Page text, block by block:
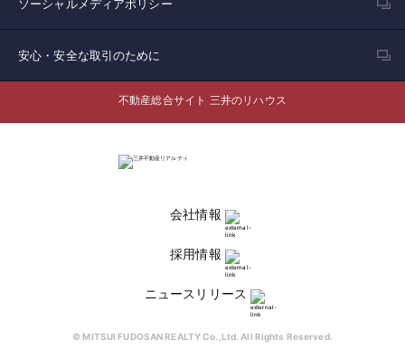
ソーシャルメディアポリシー
安心・安全な取引のために
不動産総合サイト 三井のリハウス
会社情報
採用情報
ニュースリリース
© MITSUI FUDOSAN REALTY Co.,Ltd. All Rights Reserved.